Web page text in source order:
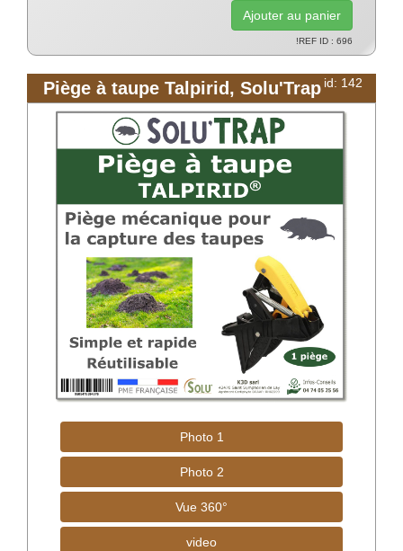
!REF ID : 696
id: 142
Piège à taupe Talpirid, Solu'Trap
Photo 1
Photo 2
Vue 360°
video